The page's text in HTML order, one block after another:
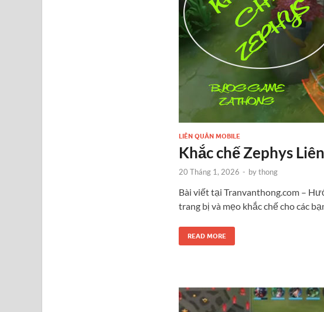
LIÊN QUÂN MOBILE
Khắc chế Zephys
20 Tháng 1, 2026 - bythong
Bài viết tại Tranvanthong.com –
trang bị và mẹo khắc chế cho các
READ MORE